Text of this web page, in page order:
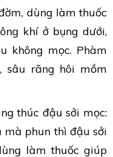
dùng làm thuốc
khí ở bụng dưới,
không mọc. Phàm
sâu răng hôi mồm
thúc đậu sởi mọc:
mà phun thì đậu sởi
làm thuốc giúp